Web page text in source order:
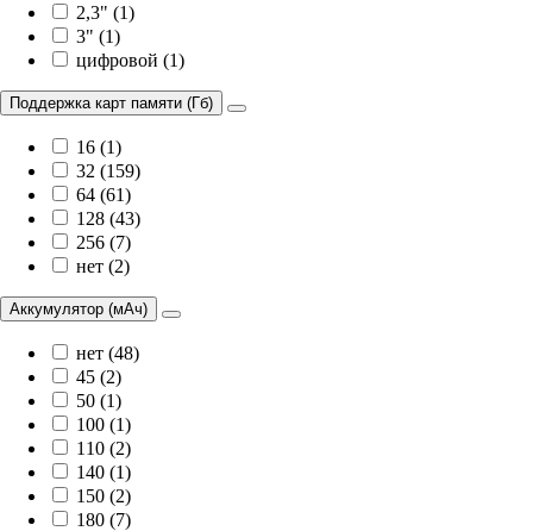
2,3" (1)
3" (1)
цифровой (1)
Поддержка карт памяти (Гб)
16 (1)
32 (159)
64 (61)
128 (43)
256 (7)
нет (2)
Аккумулятор (мАч)
нет (48)
45 (2)
50 (1)
100 (1)
110 (2)
140 (1)
150 (2)
180 (7)